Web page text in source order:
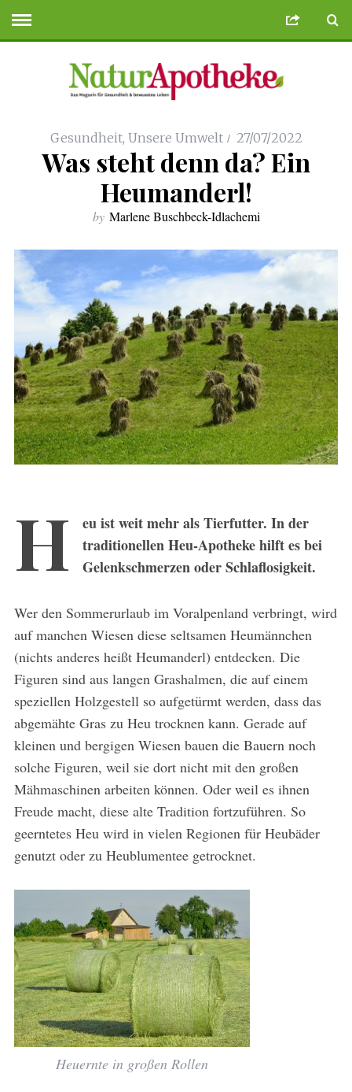
Deneme Bonusu Veren Sitelergeminibikes.comDeneme
Gesundheit, Unsere Umwelt 27/07/2022
Was steht denn da? Ein
Heumanderl!
by Marlene Buschbeck-Idlachemi
H
eu ist weit mehr als Tierfutter. In der
traditionellen Heu-Apotheke hilft es bei
Gelenkschmerzen oder Schlaflosigkeit.
Wer den Sommerurlaub im Voralpenland verbringt, wird
auf manchen Wiesen diese seltsamen Heumännchen
(nichts anderes heißt Heumanderl) entdecken. Die
Figuren sind aus langen Grashalmen, die auf einem
speziellen Holzgestell so aufgetürmt werden, dass das
abgemähte Gras zu Heu trocknen kann. Gerade auf
kleinen und bergigen Wiesen bauen die Bauern noch
solche Figuren, weil sie dort nicht mit den großen
Mähmaschinen arbeiten können. Oder weil es ihnen
Freude macht, diese alte Tradition fortzuführen. So
geerntetes Heu wird in vielen Regionen für Heubäder
genutzt oder zu Heublumentee getrocknet.
Heuernte in großen Rollen